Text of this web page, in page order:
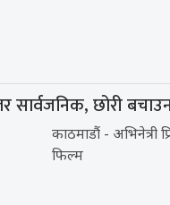
सार्वजनिक, छोरी
काठमाडौं - अभिनेत्री
फिल्म